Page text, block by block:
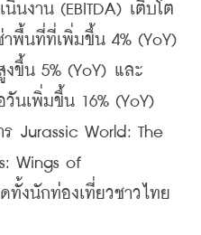
นงาน (EBITDA) เติบโต
าพื้นที่ที่เพิ่มขึ้น 4% (YoY)
งขึ้น 5% (YoY) และ
นเพิ่มขึ้น 16% (YoY)
Jurassic World: The
Wings of
งนักท่องเที่ยวชาวไทย